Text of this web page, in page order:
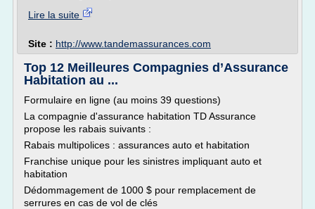
Lire la suite
Site : http://www.tandemassurances.com
Top 12 Meilleures Compagnies d’Assurance
Habitation au ...
Formulaire en ligne (au moins 39 questions)
La compagnie d'assurance habitation TD Assurance
propose les rabais suivants :
Rabais multipolices : assurances auto et habitation
Franchise unique pour les sinistres impliquant auto et
habitation
Dédommagement de 1000 $ pour remplacement de
serrures en cas de vol de clés